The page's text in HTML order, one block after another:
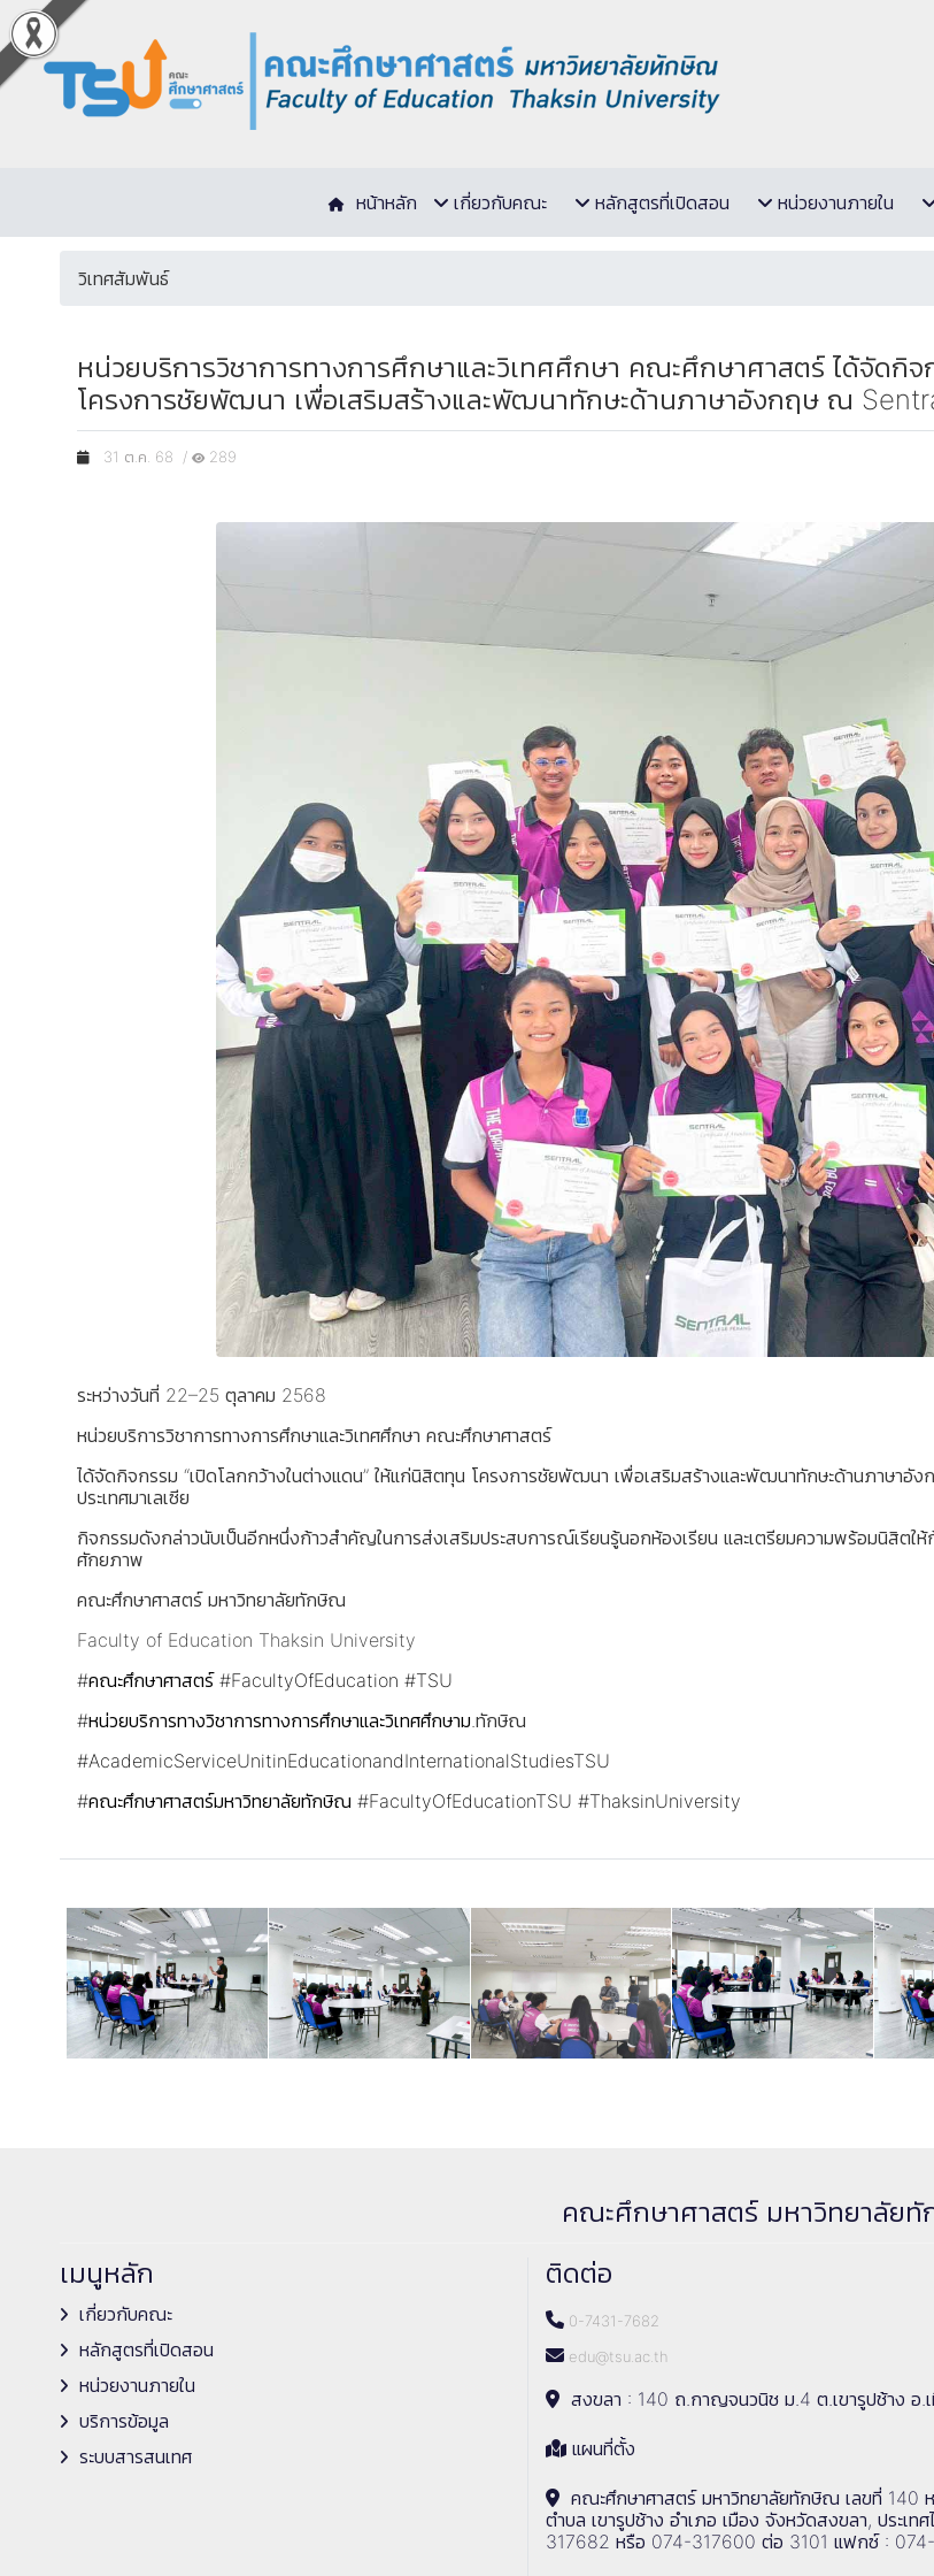
หน้าหลัก เกี่ยวกับคณะ หลักสูตรที่เปิดสอน หน่วยงานภายใน
วิเทศสัมพันธ์
หน่วยบริการวิชาการทางการศึกษาและวิเทศศึกษา คณะศึกษาศาสตร์ ได้จัดกิจ
โครงการชัยพัฒนา เพื่อเสริมสร้างและพัฒนาทักษะด้านภาษาอังกฤษ ณ
31 ต.ค. 68 / 289
ระหว่างวันที่ 22–25 ตุลาคม 2568
หน่วยบริการวิชาการทางการศึกษาและวิเทศศึกษา คณะศึกษาศาสตร์
ได้จัดกิจกรรม “เปิดโลกกว้างในต่างแดน” ให้แก่นิสิตทุน โครงการชัยพัฒนา เพื่อเสริมสร้างและพัฒนาทักษะด้านภาษา
ประเทศมาเลเซีย
กิจกรรมดังกล่าวนับเป็นอีกหนึ่งก้าวสำคัญในการส่งเสริมประสบการณ์เรียนรู้นอกห้องเรียน และเตรียมความพร้อมนิสิตให้
ศักยภาพ
​คณะศึกษาศาสตร์ มหาวิทยาลัยทักษิณ
Faculty of Education Thaksin University
#คณะศึกษาศาสตร์ #FacultyOfEducation #TSU
#หน่วยบริการทางวิชาการทางการศึกษาและวิเทศศึกษาม.ทักษิณ
#AcademicServiceUnitinEducationandInternationalStudiesTSU
#คณะศึกษาศาสตร์มหาวิทยาลัยทักษิณ #FacultyOfEducationTSU #ThaksinUniversity
คณะศึกษาศาสตร์ มหาวิทยาลัย
เมนูหลัก
เกี่ยวกับคณะ
หลักสูตรที่เปิดสอน
หน่วยงานภายใน
บริการข้อมูล
ระบบสารสนเทศ
ติดต่อ
0-7431-7682
edu@tsu.ac.th
สงขลา : 140 ถ.กาญจนวนิช ม.4 ต.เขารูปช้าง อ.
แผนที่ตั้ง
คณะศึกษาศาสตร์ มหาวิทยาลัยทักษิณ เลขที่ 140
ตำบล เขารูปช้าง อำเภอ เมือง จังหวัดสงขลา, ประเท
317682 หรือ 074-317600 ต่อ 3101 แฟกซ์ :